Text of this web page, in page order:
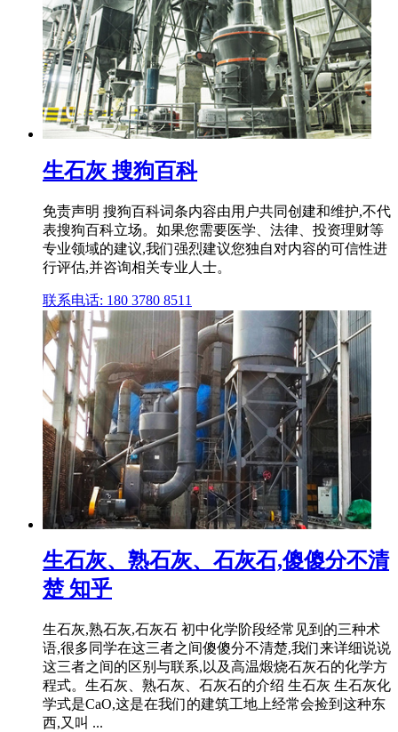
生石灰 搜狗百科
免责声明 搜狗百科词条内容由用户共同创建和维护,不代
表搜狗百科立场。如果您需要医学、法律、投资理财等
专业领域的建议,我们强烈建议您独自对内容的可信性进
行评估,并咨询相关专业人士。
联系电话: 180 3780 8511
生石灰、熟石灰、石灰石,傻傻分不清
楚 知乎
生石灰,熟石灰,石灰石 初中化学阶段经常见到的三种术
语,很多同学在这三者之间傻傻分不清楚,我们来详细说说
这三者之间的区别与联系,以及高温煅烧石灰石的化学方
程式。生石灰、熟石灰、石灰石的介绍 生石灰 生石灰化
学式是CaO,这是在我们的建筑工地上经常会捡到这种东
西,又叫 ...